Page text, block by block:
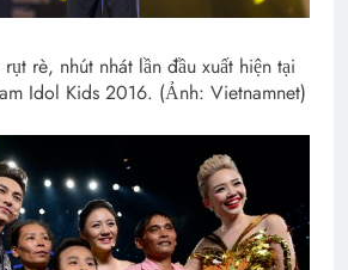
rè, nhút nhát lần đầu xuất hiện tại
Idol Kids 2016. (Ảnh: Vietnamnet)